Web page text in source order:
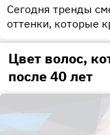
Сегодня тренды
оттенки, которые
Цвет волос,
после 40 лет